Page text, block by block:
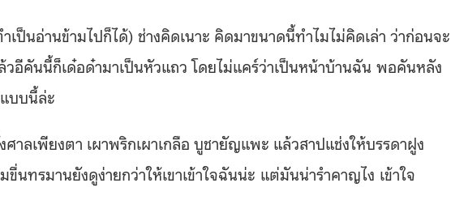
ป็นอ่านข้ามไปก็ได้) ช่างคิดเนาะ คิดมาขนาดนี้ทำไมไม่คิดเล่า ว่าก่อนจะ
วอีคันนี้ก็เด๋อด๋ามาเป็นหัวแถว โดยไม่แคร์ว่าเป็นหน้าบ้านฉัน พอคันหลัง
บบนี้ล่ะ
าลเพียงตา เผาพริกเผาเกลือ บูชายัญแพะ แล้วสาปแช่งให้บรรดาฝูง
นทรมานยังดูง่ายกว่าให้เขาเข้าใจฉันน่ะ แต่มันน่ารำคาญไง เข้าใจ